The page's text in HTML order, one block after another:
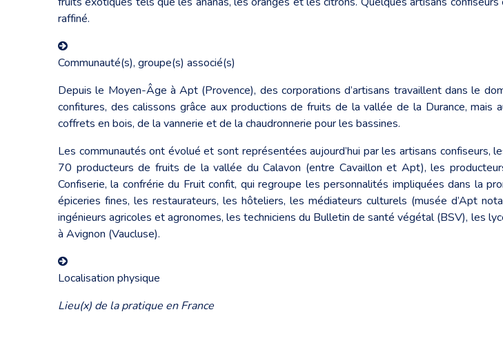
raffiné.
Communauté(s), groupe(s) associé(s)
Depuis le Moyen-Âge à Apt (Provence), des corporations d’artisans travaillent dans le
confitures, des calissons grâce aux productions de fruits de la vallée de la Durance,
coffrets en bois, de la vannerie et de la chaudronnerie pour les bassines.
Les communautés ont évolué et sont représentées aujourd’hui par les artisans
70 producteurs de fruits de la vallée du Calavon (entre Cavaillon et Apt), les
Confiserie, la confrérie du Fruit confit, qui regroupe les personnalités impliquées dans la
épiceries fines, les restaurateurs, les hôteliers, les médiateurs culturels (musée d’Apt
ingénieurs agricoles et agronomes, les techniciens du Bulletin de santé végétal (BSV), les
à Avignon (Vaucluse).
Localisation physique
Lieu(x) de la pratique en France